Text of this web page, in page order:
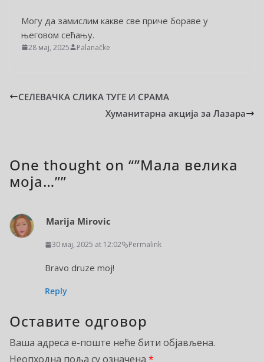
Могу да замислим какве све приче бораве у
његовом сећању.
28 мај, 2025 Palanačke
СЕЛЕВАЧКА СЛИКА ТУГЕ И СРАМА
Хуманитарна акција за Лазара
One thought on “”Мала велика
моја…””
Marija Mirovic
30 мај, 2025 at 12:02 Permalink
Bravo druze moj!
Reply
Оставите одговор
Ваша адреса е-поште неће бити објављена.
Неопходна поља су означена *